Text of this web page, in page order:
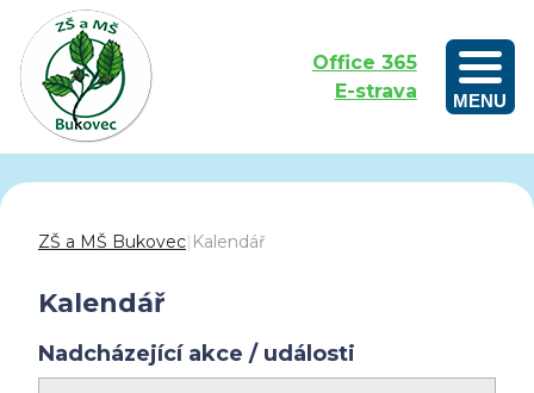
Office 365
E-strava
MENU
ZŠ a MŠ Bukovec| Kalendář
Kalendář
Nadcházející akce / události